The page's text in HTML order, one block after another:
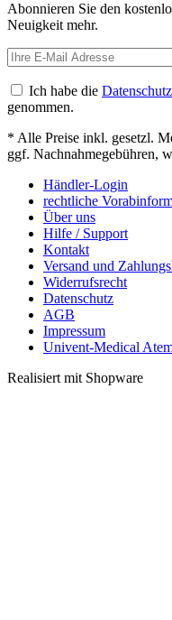
Abonnieren Sie den
Neuigkeit mehr.
Ich habe die
genommen.
* Alle Preise inkl. gesetzl.
ggf. Nachnahmegebühren,
Händler-Login
rechtliche
Über uns
Hilfe / Support
Kontakt
Versand und
Widerrufsrecht
Datenschutz
AGB
Impressum
Univent-Medical
Realisiert mit Shopware